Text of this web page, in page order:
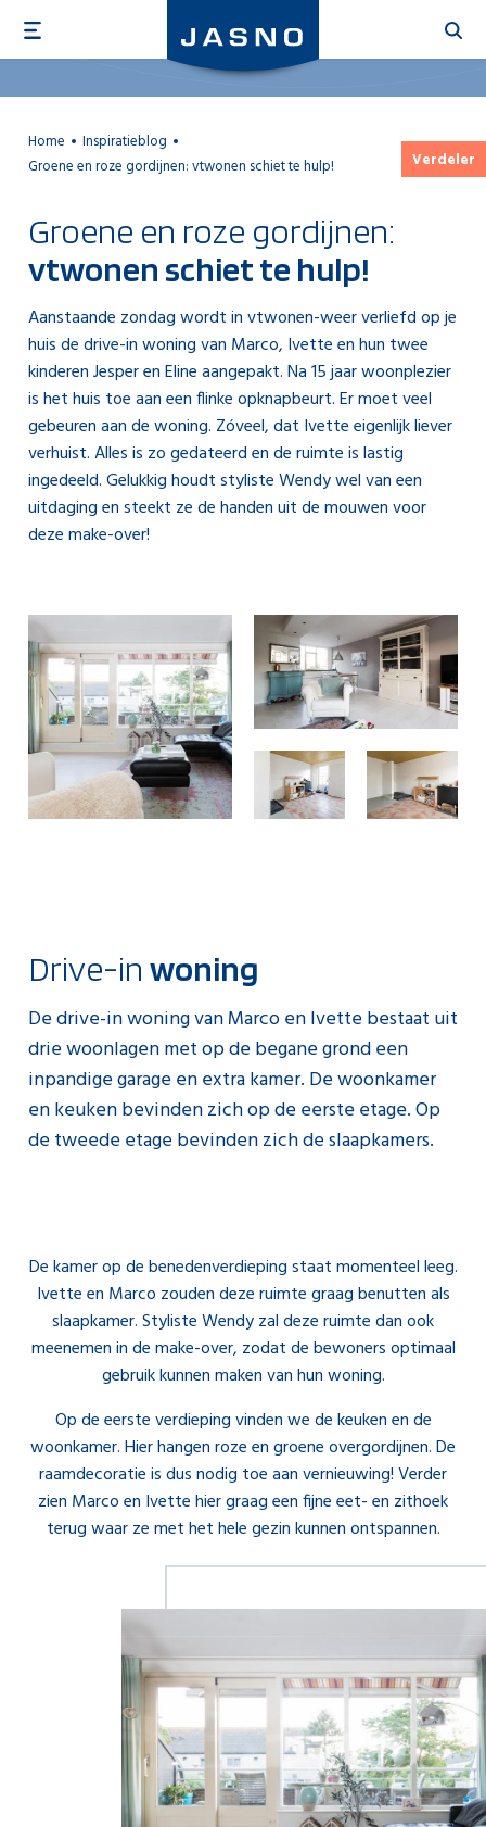
naar
de
gaan
Verdeler
Home
Inspiratieblog
Groene en roze gordijnen: vtwonen schiet te hulp!
Groene en roze gordijnen:
vtwonen schiet te hulp!
Aanstaande zondag wordt in vtwonen-weer verliefd op je
huis de drive-in woning van Marco, Ivette en hun twee
kinderen Jesper en Eline aangepakt. Na 15 jaar woonplezier
is het huis toe aan een flinke opknapbeurt. Er moet veel
gebeuren aan de woning. Zóveel, dat Ivette eigenlijk liever
verhuist. Alles is zo gedateerd en de ruimte is lastig
ingedeeld. Gelukkig houdt styliste Wendy wel van een
uitdaging en steekt ze de handen uit de mouwen voor
deze make-over!
Drive-in woning
De drive-in woning van Marco en Ivette bestaat uit
drie woonlagen met op de begane grond een
inpandige garage en extra kamer. De woonkamer
en keuken bevinden zich op de eerste etage. Op
de tweede etage bevinden zich de slaapkamers.
De kamer op de benedenverdieping staat momenteel leeg.
Ivette en Marco zouden deze ruimte graag benutten als
slaapkamer. Styliste Wendy zal deze ruimte dan ook
meenemen in de make-over, zodat de bewoners optimaal
gebruik kunnen maken van hun woning.
Op de eerste verdieping vinden we de keuken en de
woonkamer. Hier hangen roze en groene overgordijnen. De
raamdecoratie is dus nodig toe aan vernieuwing! Verder
zien Marco en Ivette hier graag een fijne eet- en zithoek
terug waar ze met het hele gezin kunnen ontspannen.